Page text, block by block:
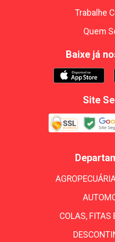
Trabalhe
Quem
Baixe já
Site
COLAS, FITAS